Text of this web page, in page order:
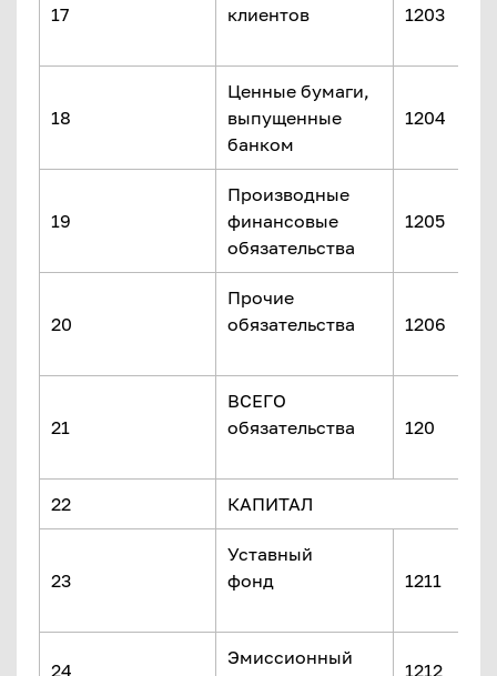
17
клиентов
1203
18
Ценные бумаги,
выпущенные
банком
1204
19
Производные
финансовые
обязательства
1205
20
Прочие
обязательства
1206
21
ВСЕГО
обязательства
120
22 КАПИТАЛ
23
Уставный
фонд
1211
24
Эмиссионный
1212